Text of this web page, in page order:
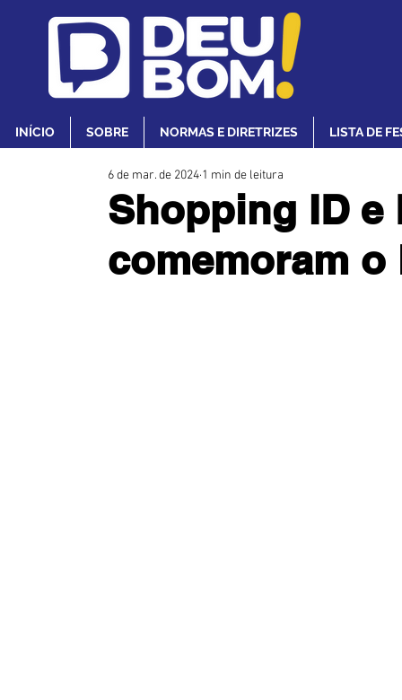
INÍCIO SOBRE NORMAS E DIRETRIZES LISTA DE
Shopping ID e
comemoram o
6 de mar. de 2024 1 min de leitura